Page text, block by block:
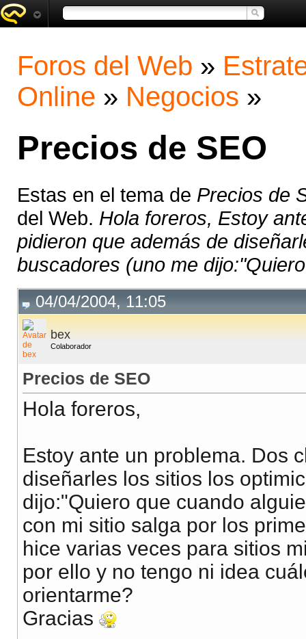
Foros del Web »
Online » Negocios »
Precios de SEO
Estas en el tema de Precios de
del Web. Hola foreros, Estoy
pidieron que además de
buscadores (uno me
04/04/2004, 11:05
bex
Colaborador
Precios de SEO
Hola foreros,
Estoy ante un problema. Dos
diseñarles los sitios los
dijo:"Quiero que cuando
con mi sitio salga por los
hice varias veces para sitios
por ello y no tengo ni idea
orientarme?
Gracias